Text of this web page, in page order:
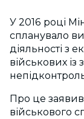
У 2016 році
спланувало
діяльності з
військових
Про це
військового